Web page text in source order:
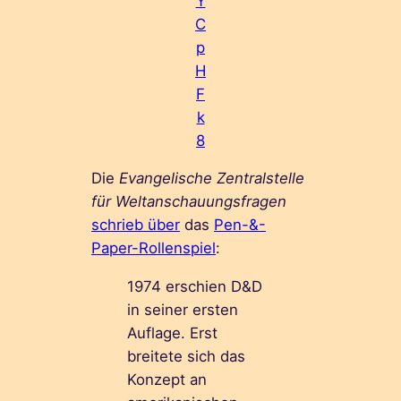
C
p
H
F
k
8
DieEvangelische Zentralstelle
für Weltanschauungsfragen
schrieb über das Pen-&-
Paper-Rollenspiel:
1974 erschien D&D
in seiner ersten
Auflage. Erst
breitete sich das
Konzept an